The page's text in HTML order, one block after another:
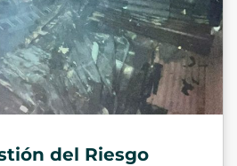
del Riesgo